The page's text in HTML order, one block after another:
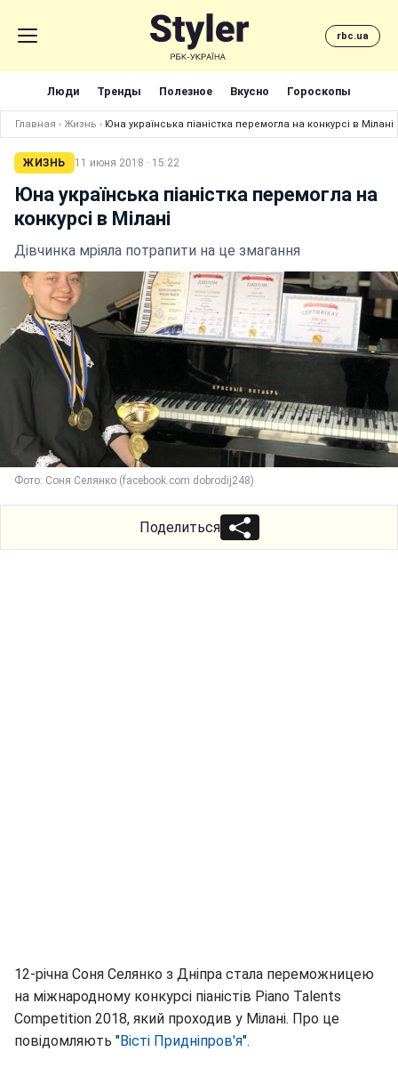
rbc.ua
Люди Тренды Полезное Вкусно Гороскопы
Главная › Жизнь › Юна українська піаністка перемогла на конкурсі в Мілані
ЖИЗНЬ 11 июня 2018 · 15:22
Юна українська піаністка перемогла на
конкурсі в Мілані
Дівчинка мріяла потрапити на це змагання
Фото: Соня Селянко (facebook.com dobrodij248)
Поделиться
12-річна Соня Селянко з Дніпра стала переможницею
на міжнародному конкурсі піаністів Piano Talents
Competition 2018, який проходив у Мілані. Про це
повідомляють "Вісті Придніпров'я".